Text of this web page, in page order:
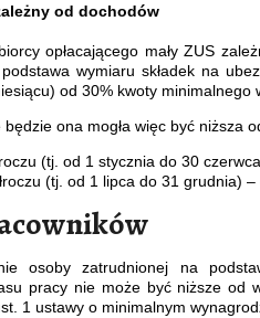
od dochodów
opłacającego mały ZUS
wymiaru składek na
od 30% kwoty minimalnego
ona mogła więc być niższa
(tj. od 1 stycznia do 30
(tj. od 1 lipca do 31 grudnia) –
osoby zatrudnionej na
pracy nie może być niższe od
1 ustawy o minimalnym